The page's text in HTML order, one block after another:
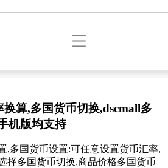
算,多国货币切换,dscmall多
机版均支持
,多国货币设置:可任意设置货币汇率,
择多国货币切换,商品价格多国货币